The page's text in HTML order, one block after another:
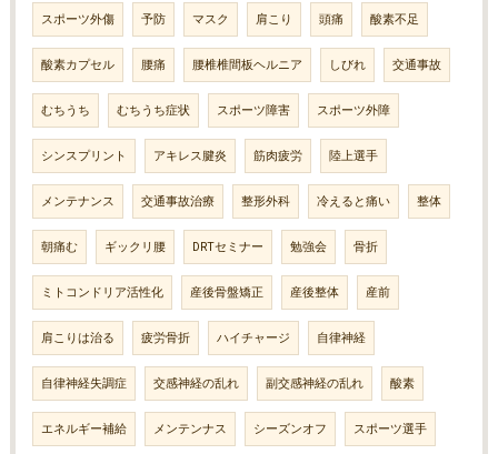
スポーツ外傷 予防 マスク 肩こり 頭痛 酸素不足
酸素カプセル 腰痛 腰椎椎間板ヘルニア しびれ 交通事故
むちうち むちうち症状 スポーツ障害 スポーツ外障
シンスプリント アキレス腱炎 筋肉疲労 陸上選手
メンテナンス 交通事故治療 整形外科 冷えると痛い 整体
朝痛む ギックリ腰 DRTセミナー 勉強会 骨折
ミトコンドリア活性化 産後骨盤矯正 産後整体 産前
肩こりは治る 疲労骨折 ハイチャージ 自律神経
自律神経失調症 交感神経の乱れ 副交感神経の乱れ 酸素
エネルギー補給 メンテンナス シーズンオフ スポーツ選手